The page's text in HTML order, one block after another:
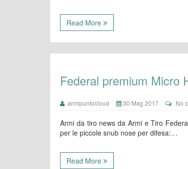
Read More
Federal premium Micro
armipuntocloud 30 Mag 2017 No
Armi da tiro news da Armi e Tiro
per le piccole snub nose per difesa:…
Read More